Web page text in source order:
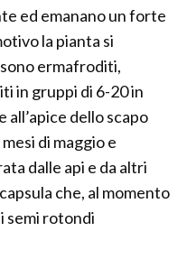
ed emanano un forte
la pianta si
ermafroditi,
in gruppi di 6-20 in
dello scapo
di maggio e
dalle api e da altri
che, al momento
semi rotondi